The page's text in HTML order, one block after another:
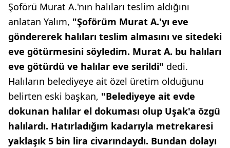
Şoförü Murat A.'nın halıları teslim aldığını
anlatan Yalım, "Şoförüm Murat A.'yı eve
göndererek halıları teslim almasını ve sitedeki
eve götürmesini söyledim. Murat A. bu halıları
eve götürdü ve halılar eve serildi" dedi.
Halıların belediyeye ait özel üretim olduğunu
belirten eski başkan, "Belediyeye ait evde
dokunan halılar el dokuması olup Uşak'a özgü
halılardı. Hatırladığım kadarıyla metrekaresi
yaklaşık 5 bin lira civarındaydı. Bundan dolayı